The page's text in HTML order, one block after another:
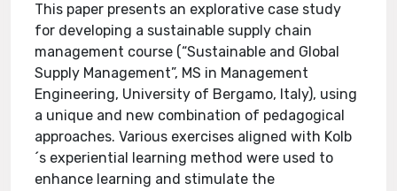
This paper presents an explorative case study
for developing a sustainable supply chain
management course (“Sustainable and Global
Supply Management”, MS in Management
Engineering, University of Bergamo, Italy), using
a unique and new combination of pedagogical
approaches. Various exercises aligned with Kolb
´s experiential learning method were used to
enhance learning and stimulate the